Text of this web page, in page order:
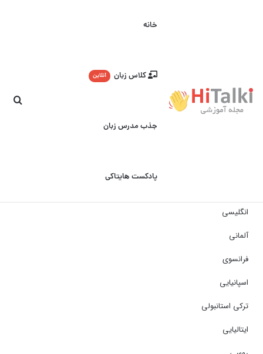
خانه
کلاس زبان آنلاین
جذب مدرس زبان
پادکست هایتاکی
انگلیسی
آلمانی
فرانسوی
اسپانیایی
ترکی استانبولی
ایتالیایی